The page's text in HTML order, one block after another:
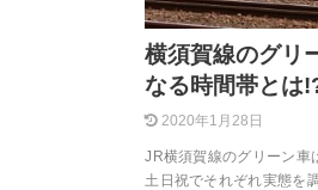
横須賀線のグリ
なる時間帯とは
2020年1月28日
JR横須賀線のグリーン車
土日祝でそれぞれ実態を